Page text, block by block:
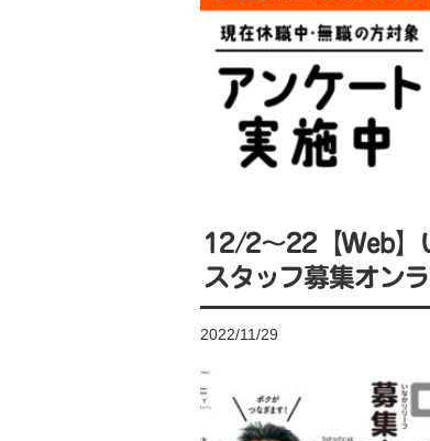
12/2〜22【Web】
スタッフ募集オン
2022/11/29